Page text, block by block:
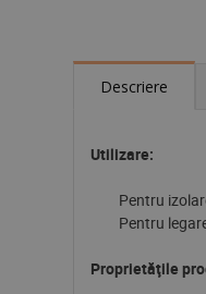
Descriere
Utilizare:
Pentru
Pentru
Proprietăţile